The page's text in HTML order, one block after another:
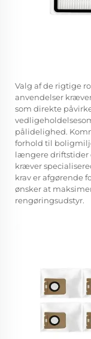
Valg af de rigtige
anvendelser
som direkte
pålidelighed.
forhold til
længere driftstider
kræver
krav er afgørende
ønsker at
rengøringsudstyr.